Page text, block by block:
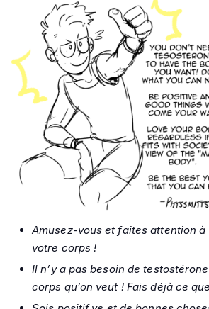
Amusez-vous et faites attention à
votre corps !
Il n’y a pas besoin de
corps qu’on veut ! Fais déjà ce